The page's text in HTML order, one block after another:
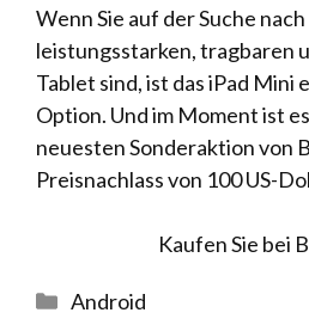
Wenn Sie auf der Suche
leistungsstarken, tragbaren
Tablet sind, ist das iPad Mini
Option. Und im Moment ist
neuesten Sonderaktion von
Preisnachlass von 100 US-
Kaufen Sie bei
Kategorien
Android